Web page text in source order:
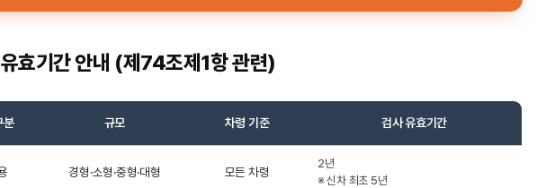
효기간 안내 (제74조제1항 관련)
분 규모 차령 기준 검사 유효기간
경형·소형·중형·대형 모든 차령
2년
※ 신차 최초 5년